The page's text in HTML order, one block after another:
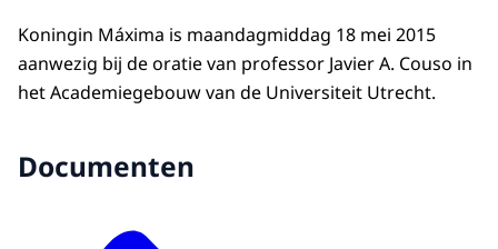
Koningin Máxima is maandagmiddag 18 mei 2015
aanwezig bij de oratie van professor Javier A. Couso in
het Academiegebouw van de Universiteit Utrecht.
Documenten